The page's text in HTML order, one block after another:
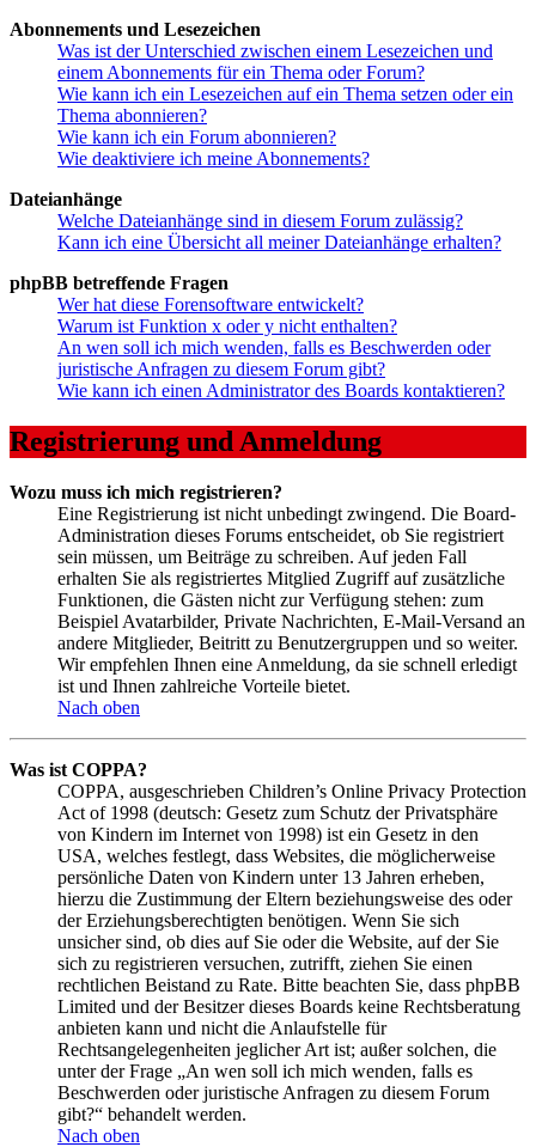
Abonnements und Lesezeichen
Was ist der Unterschied zwischen einem Lesezeichen und
einem Abonnements für ein Thema oder Forum?
Wie kann ich ein Lesezeichen auf ein Thema setzen oder ein
Thema abonnieren?
Wie kann ich ein Forum abonnieren?
Wie deaktiviere ich meine Abonnements?
Dateianhänge
Welche Dateianhänge sind in diesem Forum zulässig?
Kann ich eine Übersicht all meiner Dateianhänge erhalten?
phpBB betreffende Fragen
Wer hat diese Forensoftware entwickelt?
Warum ist Funktion x oder y nicht enthalten?
An wen soll ich mich wenden, falls es Beschwerden oder
juristische Anfragen zu diesem Forum gibt?
Wie kann ich einen Administrator des Boards kontaktieren?
Registrierung und Anmeldung
Wozu muss ich mich registrieren?
Eine Registrierung ist nicht unbedingt zwingend. Die Board-
Administration dieses Forums entscheidet, ob Sie registriert
sein müssen, um Beiträge zu schreiben. Auf jeden Fall
erhalten Sie als registriertes Mitglied Zugriff auf zusätzliche
Funktionen, die Gästen nicht zur Verfügung stehen: zum
Beispiel Avatarbilder, Private Nachrichten, E-Mail-Versand an
andere Mitglieder, Beitritt zu Benutzergruppen und so weiter.
Wir empfehlen Ihnen eine Anmeldung, da sie schnell erledigt
ist und Ihnen zahlreiche Vorteile bietet.
Nach oben
Was ist COPPA?
COPPA, ausgeschrieben Children’s Online Privacy Protection
Act of 1998 (deutsch: Gesetz zum Schutz der Privatsphäre
von Kindern im Internet von 1998) ist ein Gesetz in den
USA, welches festlegt, dass Websites, die möglicherweise
persönliche Daten von Kindern unter 13 Jahren erheben,
hierzu die Zustimmung der Eltern beziehungsweise des oder
der Erziehungsberechtigten benötigen. Wenn Sie sich
unsicher sind, ob dies auf Sie oder die Website, auf der Sie
sich zu registrieren versuchen, zutrifft, ziehen Sie einen
rechtlichen Beistand zu Rate. Bitte beachten Sie, dass phpBB
Limited und der Besitzer dieses Boards keine Rechtsberatung
anbieten kann und nicht die Anlaufstelle für
Rechtsangelegenheiten jeglicher Art ist; außer solchen, die
unter der Frage „An wen soll ich mich wenden, falls es
Beschwerden oder juristische Anfragen zu diesem Forum
gibt?“ behandelt werden.
Nach oben